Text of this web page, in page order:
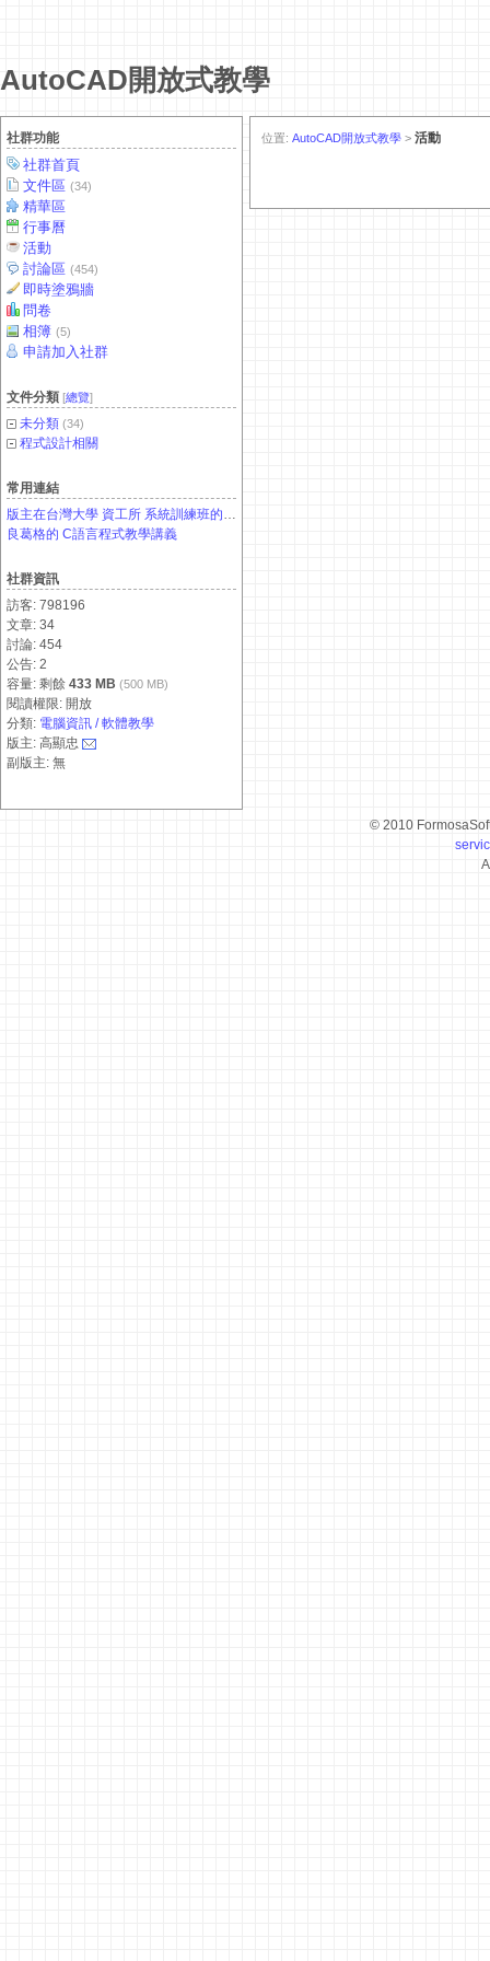
AutoCAD開放式教學
社群功能
社群首頁
文件區 (34)
精華區
行事曆
活動
討論區 (454)
即時塗鴉牆
問卷
相簿 (5)
申請加入社群
文件分類 [總覽]
未分類 (34)
程式設計相關
常用連結
版主在台灣大學 資工所 系統訓練班的 課程介紹網頁
良葛格的 C語言程式教學講義
社群資訊
訪客: 798196
文章: 34
討論: 454
公告: 2
容量: 剩餘 433 MB (500 MB)
閱讀權限: 開放
分類: 電腦資訊 / 軟體教學
版主: 高顯忠
副版主: 無
位置: AutoCAD開放式教學 > 活動
© 2010